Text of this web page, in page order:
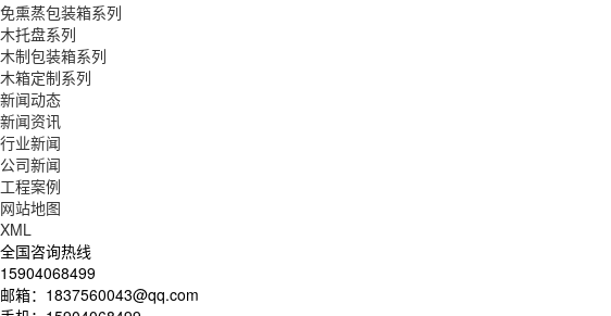
免熏蒸包装箱系列
木托盘系列
木制包装箱系列
木箱定制系列
新闻动态
新闻资讯
行业新闻
公司新闻
工程案例
网站地图
XML
全国咨询热线
15904068499
邮箱：1837560043@qq.com